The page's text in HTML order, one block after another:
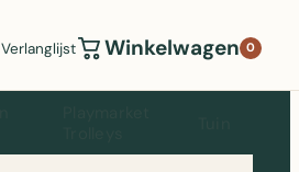
Verlanglijst Winkelwagen 0